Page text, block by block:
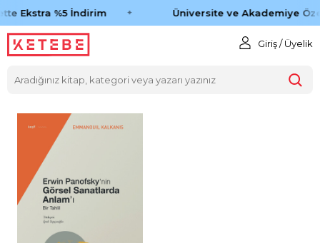
Ekstra %5 İndirim Üniversite ve Akademiye
Giriş / Üyelik